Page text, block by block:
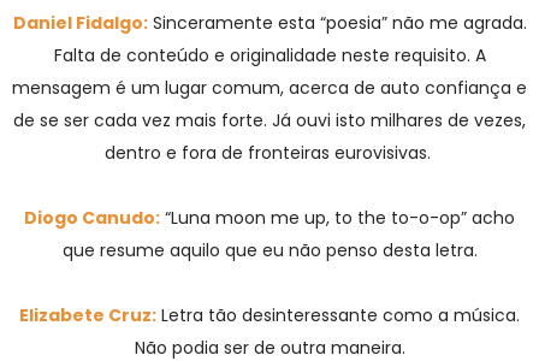
Daniel Fidalgo:Sinceramente esta “poesia” não me agrada.
Falta de conteúdo e originalidade neste requisito. A
mensagem é um lugar comum, acerca de auto confiança e
de se ser cada vez mais forte. Já ouvi isto milhares de vezes,
dentro e fora de fronteiras eurovisivas.
Diogo Canudo: “Luna moon me up, to the to-o-op” acho
que resume aquilo que eu não penso desta letra.
Elizabete Cruz: Letra tão desinteressante como a música.
Não podia ser de outra maneira.